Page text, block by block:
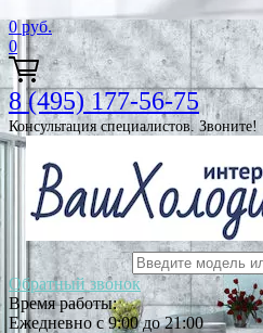
0 руб.
0
8 (495) 177-56-75
Консультация специалистов. Звоните!
Обратный звонок
Время работы:
Ежедневно с 9:00 до 21:00